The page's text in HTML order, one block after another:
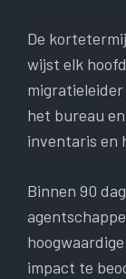
De
wijst elk
het bureau
inventaris en
Binnen 90
impact te